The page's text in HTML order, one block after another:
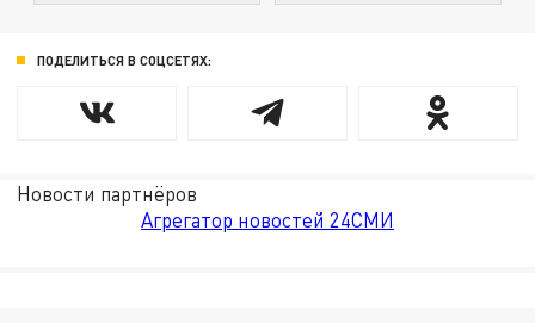
ПОДЕЛИТЬСЯ В СОЦСЕТЯХ:
Новости партнёров
Агрегатор новостей 24СМИ